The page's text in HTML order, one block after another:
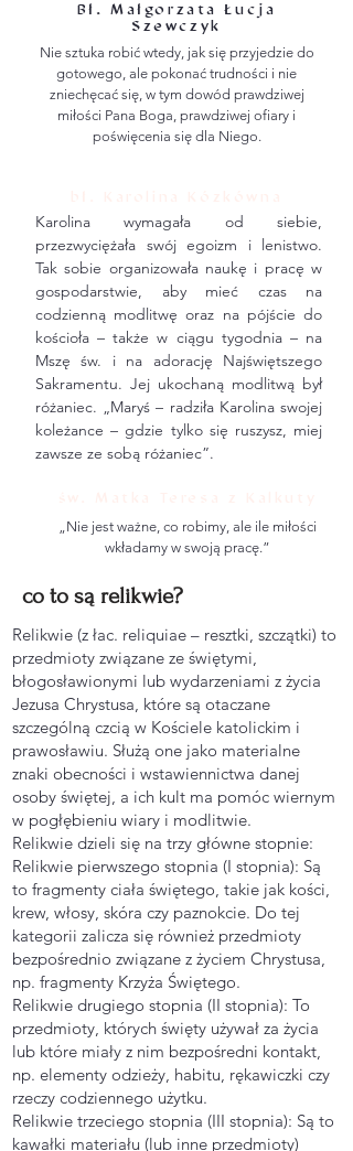
Bł. Małgorzata Łucja
Szewczyk
Nie sztuka robić wtedy, jak się przyjedzie do
gotowego, ale pokonać trudności i nie
zniechęcać się, w tym dowód prawdziwej
miłości Pana Boga, prawdziwej ofiary i
poświęcenia się dla Niego.
Karolina wymagała od siebie,
przezwyciężała swój egoizm i lenistwo.
Tak sobie organizowała naukę i pracę w
gospodarstwie, aby mieć czas na
codzienną modlitwę oraz na pójście do
kościoła – także w ciągu tygodnia – na
Mszę św. i na adorację Najświętszego
Sakramentu. Jej ukochaną modlitwą był
różaniec. „Maryś – radziła Karolina swojej
koleżance – gdzie tylko się ruszysz, miej
zawsze ze sobą różaniec”.
„Nie jest ważne, co robimy, ale ile miłości
wkładamy w swoją pracę.”
co to są relikwie?
Relikwie (z łac. reliquiae – resztki, szczątki) to
przedmioty związane ze świętymi,
błogosławionymi lub wydarzeniami z życia
Jezusa Chrystusa, które są otaczane
szczególną czcią w Kościele katolickim i
prawosławiu. Służą one jako materialne
znaki obecności i wstawiennictwa danej
osoby świętej, a ich kult ma pomóc wiernym
w pogłębieniu wiary i modlitwie.
Relikwie dzieli się na trzy główne stopnie:
Relikwie pierwszego stopnia (I stopnia): Są
to fragmenty ciała świętego, takie jak kości,
krew, włosy, skóra czy paznokcie. Do tej
kategorii zalicza się również przedmioty
bezpośrednio związane z życiem Chrystusa,
np. fragmenty Krzyża Świętego.
Relikwie drugiego stopnia (II stopnia): To
przedmioty, których święty używał za życia
lub które miały z nim bezpośredni kontakt,
np. elementy odzieży, habitu, rękawiczki czy
rzeczy codziennego użytku.
Relikwie trzeciego stopnia (III stopnia): Są to
kawałki materiału (lub inne przedmioty)